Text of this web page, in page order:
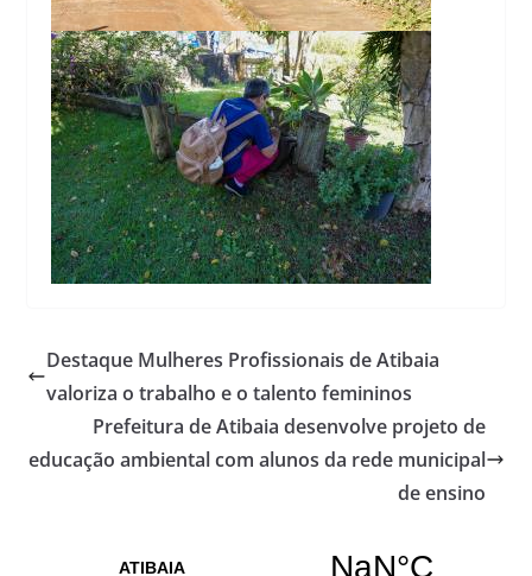
Destaque Mulheres Profissionais de Atibaia
valoriza o trabalho e o talento femininos
Prefeitura de Atibaia desenvolve projeto de
educação ambiental com alunos da rede municipal
de ensino